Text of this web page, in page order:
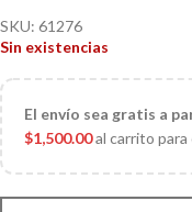
SKU: 61276
Sin existencias
El envío sea gratis a
$1,500.00al carrito